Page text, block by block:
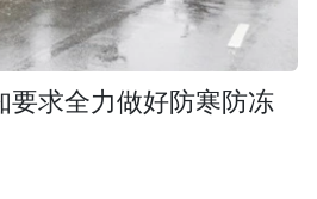
要求全力做好防寒防冻